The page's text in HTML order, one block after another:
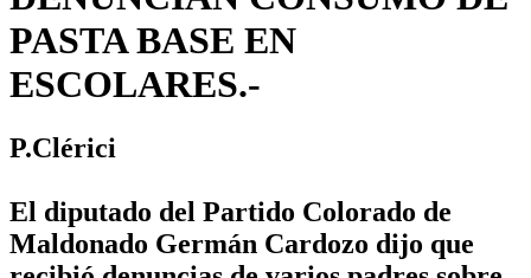
PASTA BASE EN
ESCOLARES.-
P.Clérici
El diputado del Partido Colorado de
Maldonado Germán Cardozo dijo que